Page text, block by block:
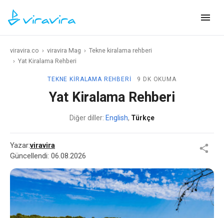
viravira.co › viravira Mag › Tekne kiralama rehberi
› Yat Kiralama Rehberi
TEKNE KIRALAMA REHBERI 9 DK OKUMA
Yat Kiralama Rehberi
Diğer diller: English, Türkçe
Yazar:viravira
Güncellendi: 06.08.2026